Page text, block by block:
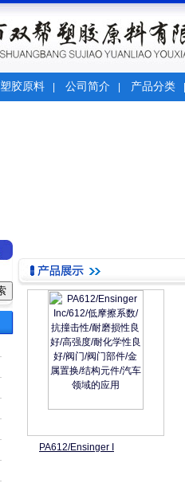
塑胶原料 公司简介 产品分类
PA612/Ensinger I